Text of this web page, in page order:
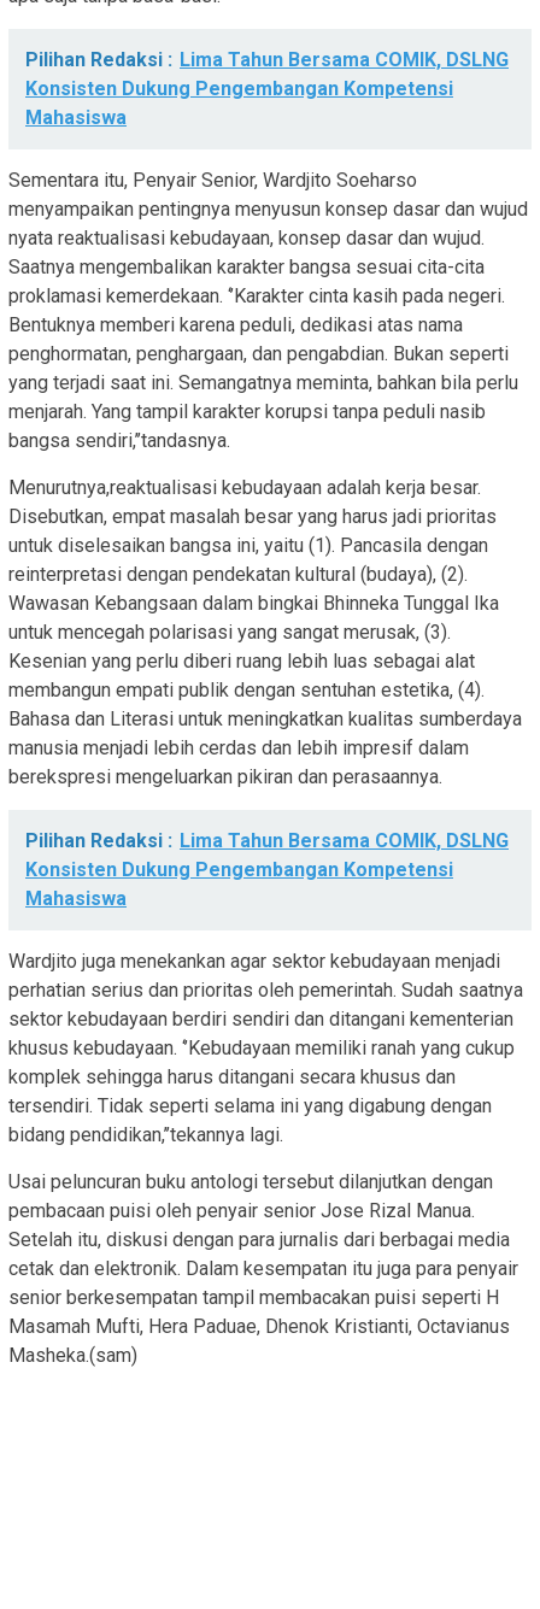
Pilihan Redaksi : Lima Tahun Bersama COMIK, DSLNG
Konsisten Dukung Pengembangan Kompetensi
Mahasiswa
Sementara itu, Penyair Senior, Wardjito Soeharso
menyampaikan pentingnya menyusun konsep dasar dan wujud
nyata reaktualisasi kebudayaan, konsep dasar dan wujud.
Saatnya mengembalikan karakter bangsa sesuai cita-cita
proklamasi kemerdekaan. ‘’Karakter cinta kasih pada negeri.
Bentuknya memberi karena peduli, dedikasi atas nama
penghormatan, penghargaan, dan pengabdian. Bukan seperti
yang terjadi saat ini. Semangatnya meminta, bahkan bila perlu
menjarah. Yang tampil karakter korupsi tanpa peduli nasib
bangsa sendiri,’’tandasnya.
Menurutnya,reaktualisasi kebudayaan adalah kerja besar.
Disebutkan, empat masalah besar yang harus jadi prioritas
untuk diselesaikan bangsa ini, yaitu (1). Pancasila dengan
reinterpretasi dengan pendekatan kultural (budaya), (2).
Wawasan Kebangsaan dalam bingkai Bhinneka Tunggal Ika
untuk mencegah polarisasi yang sangat merusak, (3).
Kesenian yang perlu diberi ruang lebih luas sebagai alat
membangun empati publik dengan sentuhan estetika, (4).
Bahasa dan Literasi untuk meningkatkan kualitas sumberdaya
manusia menjadi lebih cerdas dan lebih impresif dalam
berekspresi mengeluarkan pikiran dan perasaannya.
Pilihan Redaksi : Lima Tahun Bersama COMIK, DSLNG
Konsisten Dukung Pengembangan Kompetensi
Mahasiswa
Wardjito juga menekankan agar sektor kebudayaan menjadi
perhatian serius dan prioritas oleh pemerintah. Sudah saatnya
sektor kebudayaan berdiri sendiri dan ditangani kementerian
khusus kebudayaan. ‘’Kebudayaan memiliki ranah yang cukup
komplek sehingga harus ditangani secara khusus dan
tersendiri. Tidak seperti selama ini yang digabung dengan
bidang pendidikan,’’tekannya lagi.
Usai peluncuran buku antologi tersebut dilanjutkan dengan
pembacaan puisi oleh penyair senior Jose Rizal Manua.
Setelah itu, diskusi dengan para jurnalis dari berbagai media
cetak dan elektronik. Dalam kesempatan itu juga para penyair
senior berkesempatan tampil membacakan puisi seperti H
Masamah Mufti, Hera Paduae, Dhenok Kristianti, Octavianus
Masheka.(sam)